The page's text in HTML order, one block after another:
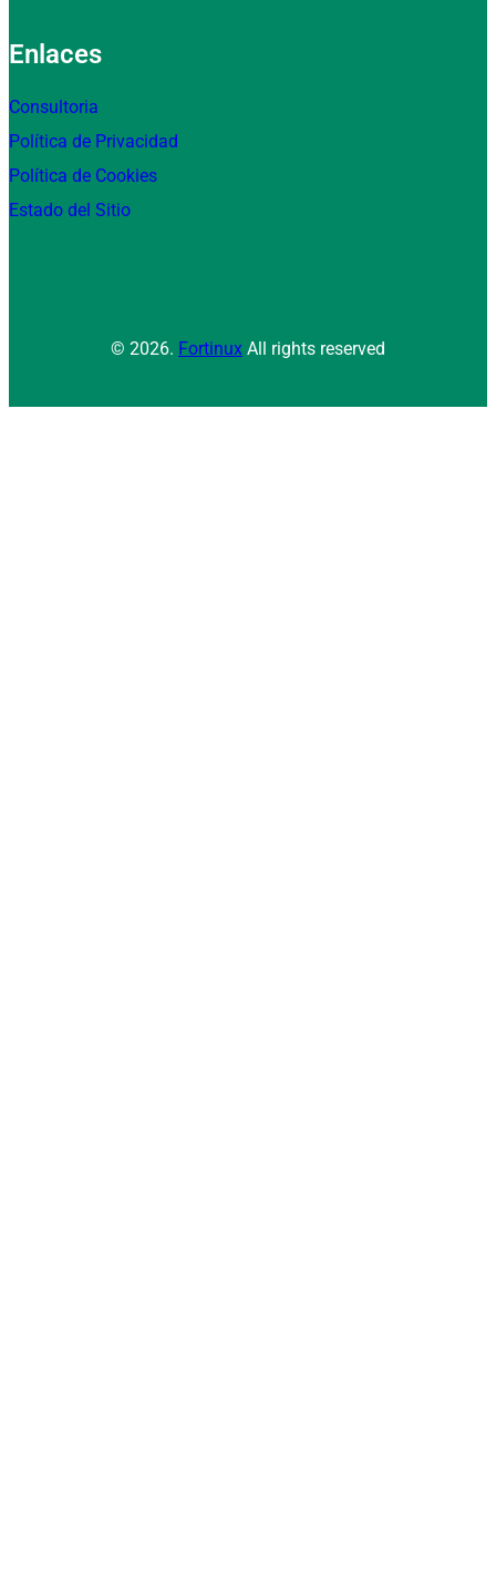
Enlaces
Consultoria
Política de Privacidad
Política de Cookies
Estado del Sitio
© 2026. Fortinux All rights reserved